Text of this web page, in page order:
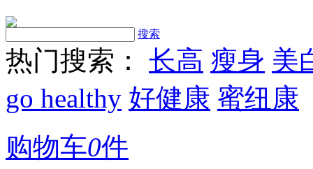
搜索
热门搜索： 长高 瘦身 美
go healthy 好健康 蜜纽康
购物车0件